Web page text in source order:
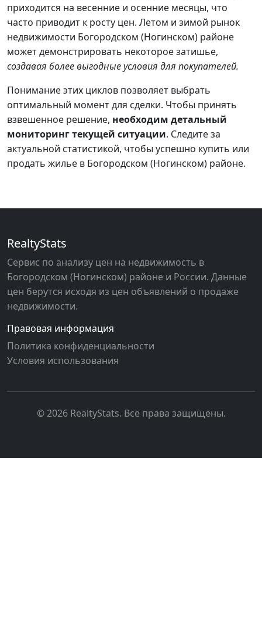
приходится на весенние и осенние месяцы, что
часто приводит к росту цен. Летом и зимой рынок
недвижимости Богородском (Ногинском) районе
может демонстрировать некоторое затишье,
создавая более выгодные условия для покупателей.
Понимание этих циклов позволяет выбрать
оптимальный момент для сделки. Чтобы принять
взвешенное решение, необходим детальный
мониторинг текущей ситуации. Следите за
актуальной статистикой, чтобы успешно купить или
продать жилье в Богородском (Ногинском) районе.
RealtyStats
Сервис по анализу цен на недвижимость в
Богородском (Ногинском) районе и России. Данные
цен берутся исходя из цен объявлений о продаже
недвижимости.
Правовая информация
Политика конфиденциальности
Условия использования
© 2026 RealtyStats. Все права защищены.